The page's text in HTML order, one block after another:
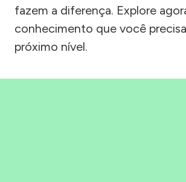
fazem a diferença. Explore
conhecimento que você
próximo nível.